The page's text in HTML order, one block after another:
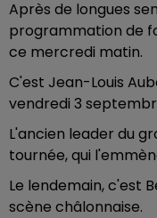
Après de longues
programmation de
ce mercredi matin.
C'est Jean-Louis
vendredi 3
L'ancien leader du
tournée, qui
Le lendemain, c'est
scène châlonnaise.